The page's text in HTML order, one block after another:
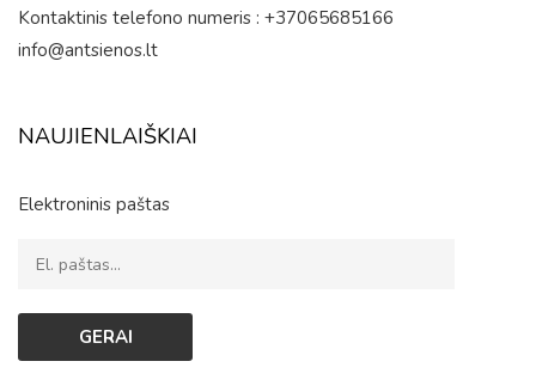
Kontaktinis telefono numeris : +37065685166
info@antsienos.lt
NAUJIENLAIŠKIAI
Elektroninis paštas